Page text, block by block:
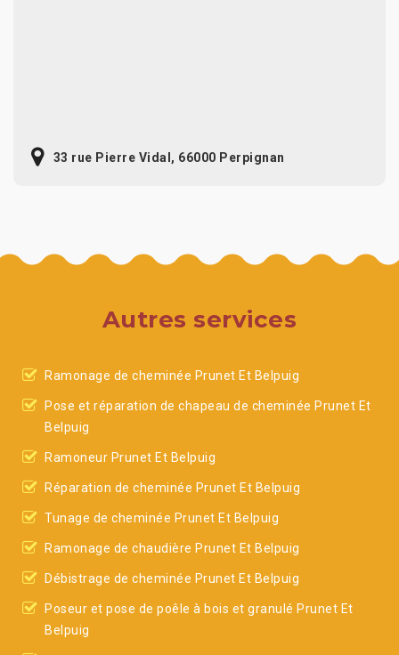
33 rue Pierre Vidal, 66000 Perpignan
Autres services
Ramonage de cheminée Prunet Et Belpuig
Pose et réparation de chapeau de cheminée Prunet Et
Belpuig
Ramoneur Prunet Et Belpuig
Réparation de cheminée Prunet Et Belpuig
Tunage de cheminée Prunet Et Belpuig
Ramonage de chaudière Prunet Et Belpuig
Débistrage de cheminée Prunet Et Belpuig
Poseur et pose de poêle à bois et granulé Prunet Et
Belpuig